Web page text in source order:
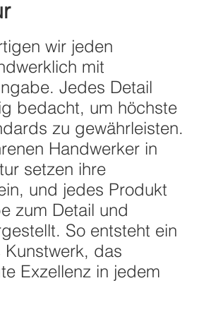
wir jeden
mit
Jedes Detail
bedacht, um höchste
zu gewährleisten.
Handwerker in
setzen ihre
und jedes Produkt
zum Detail und
So entsteht ein
das
Exzellenz in jedem